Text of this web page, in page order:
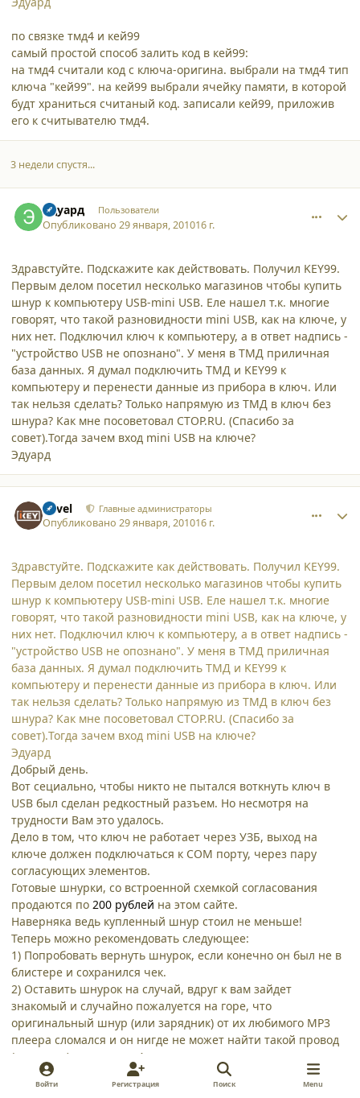
по связке тмд4 и кей99
самый простой способ залить код в кей99:
на тмд4 считали код с ключа-оригина. выбрали на тмд4 тип
ключа "кей99". на кей99 выбрали ячейку памяти, в которой
будт храниться считаный код. записали кей99, приложив
его к считывателю тмд4.
3 недели спустя...
Эдуард Пользователи
Опубликовано29 января, 201016 г.
Здравстуйте. Подскажите как действовать. Получил KEY99.
Первым делом посетил несколько магазинов чтобы купить
шнур к компьютеру USB-mini USB. Еле нашел т.к. многие
говорят, что такой разновидности mini USB, как на ключе, у
них нет. Подключил ключ к компьютеру, а в ответ надпись -
"устройство USB не опознано". У меня в ТМД приличная
база данных. Я думал подключить ТМД и KEY99 к
компьютеру и перенести данные из прибора в ключ. Или
так нельзя сделать? Только напрямую из ТМД в ключ без
шнура? Как мне посоветовал CTOP.RU. (Спасибо за
совет).Тогда зачем вход mini USB на ключе?
Эдуард
Pavel Главные администраторы
Опубликовано29 января, 201016 г.
Здравстуйте. Подскажите как действовать. Получил KEY99.
Первым делом посетил несколько магазинов чтобы купить
шнур к компьютеру USB-mini USB. Еле нашел т.к. многие
говорят, что такой разновидности mini USB, как на ключе, у
них нет. Подключил ключ к компьютеру, а в ответ надпись -
"устройство USB не опознано". У меня в ТМД приличная
база данных. Я думал подключить ТМД и KEY99 к
компьютеру и перенести данные из прибора в ключ. Или
так нельзя сделать? Только напрямую из ТМД в ключ без
шнура? Как мне посоветовал CTOP.RU. (Спасибо за
совет).Тогда зачем вход mini USB на ключе?
Эдуард
Добрый день.
Вот сециально, чтобы никто не пытался воткнуть ключ в
USB был сделан редкостный разъем. Но несмотря на
трудности Вам это удалось.
Дело в том, что ключ не работает через УЗБ, выход на
ключе должен подключаться к COM порту, через пару
согласующих элементов.
Готовые шнурки, со встроенной схемкой согласования
продаются по 200 рублей на этом сайте.
Наверняка ведь купленный шнур стоил не меньше!
Теперь можно рекомендовать следующее:
1) Попробовать вернуть шнурок, если конечно он был не в
блистере и сохранился чек.
2) Оставить шнурок на случай, вдруг к вам зайдет
знакомый и случайно пожалуется на горе, что
оригинальный шнур (или зарядник) от их любимого MP3
плеера сломался и он нигде не может найти такой провод
(зарядник) в продаже. А тут вы р..раз и достаете ему из
заначки такой редкостный провод :icon_lol:
3) отрезать большой разъем от провода, припаять вместо
Войти Регистрация Поиск Menu